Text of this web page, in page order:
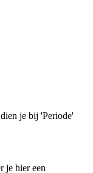
je bij 'Periode'
je hier een